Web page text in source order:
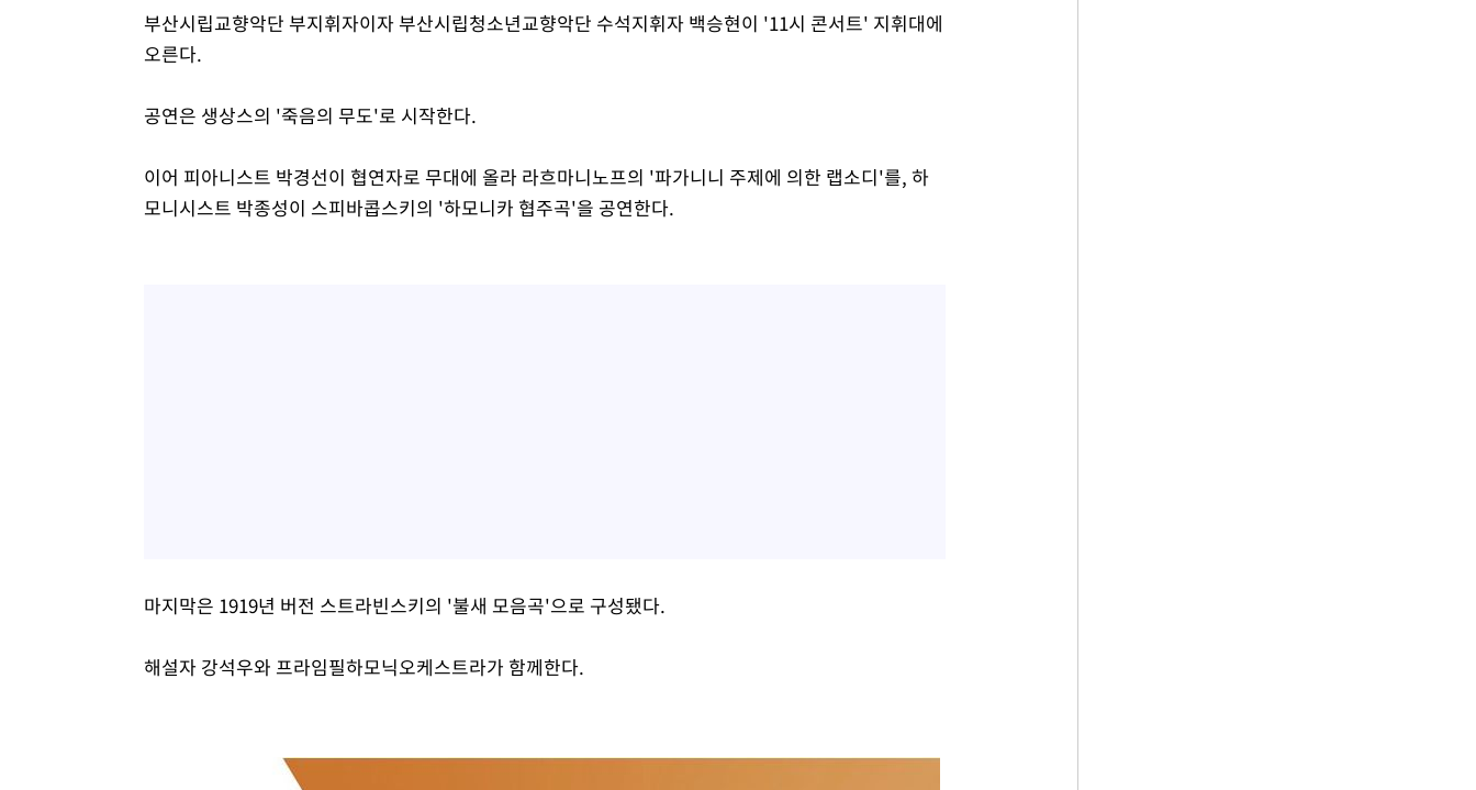
부산시립교향악단 부지휘자이자 부산시립청소년교향악단 수석지휘자 백승현이 '11시 콘서트' 지휘대에
오른다.
공연은 생상스의 '죽음의 무도'로 시작한다.
이어 피아니스트 박경선이 협연자로 무대에 올라 라흐마니노프의 '파가니니 주제에 의한 랩소디'를, 하
모니시스트 박종성이 스피바콥스키의 '하모니카 협주곡'을 공연한다.
마지막은 1919년 버전 스트라빈스키의 '불새 모음곡'으로 구성됐다.
해설자 강석우와 프라임필하모닉오케스트라가 함께한다.